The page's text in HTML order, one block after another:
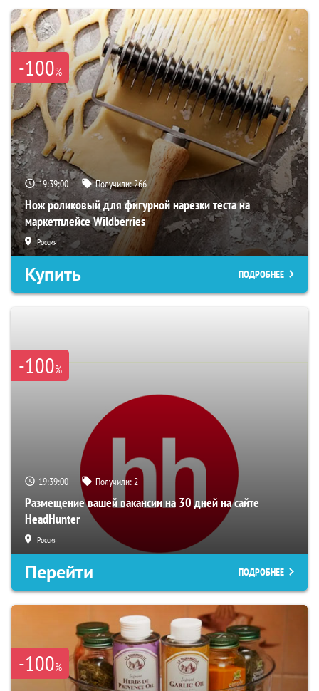
-100%
19:38:59 Получили:266
Нож роликовый для фигурной нарезки теста на
маркетплейсе Wildberries
Россия
Купить ПОДРОБНЕЕ
-100%
19:38:59 Получили:2
Размещение вашей вакансии на 30 дней на сайте
HeadHunter
Россия
Перейти ПОДРОБНЕЕ
-100%